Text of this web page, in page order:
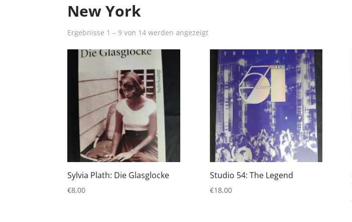
New York
Ergebnisse 1 – 9 von 14 werden angezeigtNach
Aktualität
sortiert
Sylvia Plath: Die Glasglocke
€8,00
Studio 54: The Legend
€18,00